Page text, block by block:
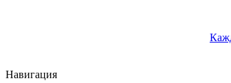
Навигация